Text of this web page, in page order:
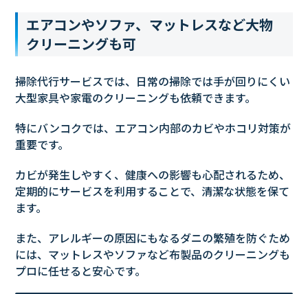
エアコンやソファ、マットレスなど大物
クリーニングも可
掃除代行サービスでは、日常の掃除では手が回りにくい
大型家具や家電のクリーニングも依頼できます。
特にバンコクでは、エアコン内部のカビやホコリ対策が
重要です。
カビが発生しやすく、健康への影響も心配されるため、
定期的にサービスを利用することで、清潔な状態を保て
ます。
また、アレルギーの原因にもなるダニの繁殖を防ぐため
には、マットレスやソファなど布製品のクリーニングも
プロに任せると安心です。